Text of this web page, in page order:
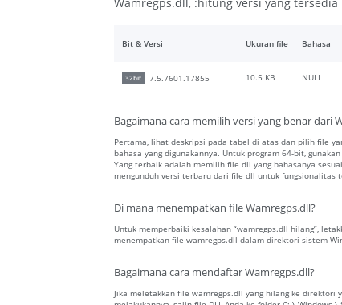
Bit & Versi Ukuran file Bahasa
32bit 7.5.7601.17855 10.5 KB NULL
Bagaimana cara memilih versi yang benar dari
Pertama, lihat deskripsi pada tabel di atas dan pilih file
bahasa yang digunakannya. Untuk program 64-bit,
Yang terbaik adalah memilih file dll yang bahasanya
mengunduh versi terbaru dari file dll untuk fungsionalitas
Di mana menempatkan file Wamregps.dll?
Untuk memperbaiki kesalahan “wamregps.dll hilang”,
menempatkan file wamregps.dll dalam direktori sistem
Bagaimana cara mendaftar Wamregps.dll?
Jika meletakkan file wamregps.dll yang hilang ke direktori